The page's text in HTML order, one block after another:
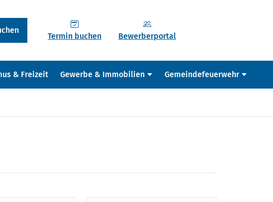
Termin buchen Bewerberportal
& Freizeit Gewerbe & Immobilien Gemeindefeuerwehr